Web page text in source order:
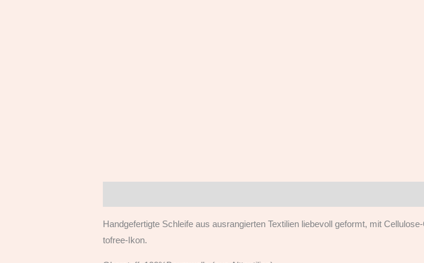
Handgefertigte Schleife aus ausrangierten Textilien liebevoll geformt, mit
tofree-Ikon.